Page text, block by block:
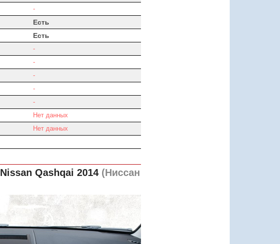
-
Есть
Есть
-
-
-
-
-
Нет данных
Нет данных
Nissan Qashqai 2014(Ниссан